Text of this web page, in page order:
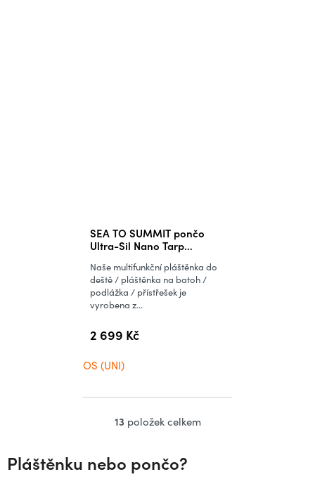
SEA TO SUMMIT pončo
Ultra-Sil Nano Tarp
2 699 Kč
Naše multifunkční pláštěnka do
deště / pláštěnka na batoh /
podlážka / přístřešek je
vyrobena z...
OS (UNI)
O
l
13 položek celkem
Pláštěnku nebo pončo?